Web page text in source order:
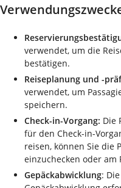
verwendet, um die
bestätigen.
Reiseplanung und -
verwendet, um
speichern.
Check-in-Vorgang: Die
für den Check-in-
reisen, können Sie die
einzuchecken oder am
Gepäckabwicklung: